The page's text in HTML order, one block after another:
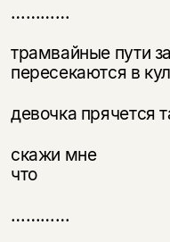
…………
трамвайные пути
пересекаются в
девочка прячется
скажи мне
что
…………